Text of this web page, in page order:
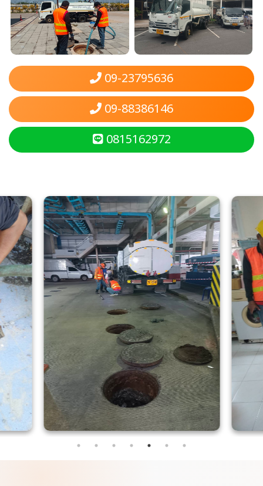
09-23795636
09-88386146
0815162972